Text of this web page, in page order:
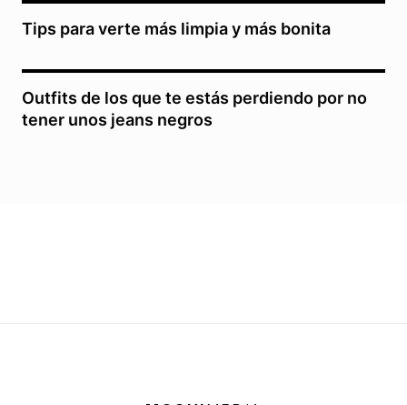
Tips para verte más limpia y más bonita
Outfits de los que te estás perdiendo por no
tener unos jeans negros